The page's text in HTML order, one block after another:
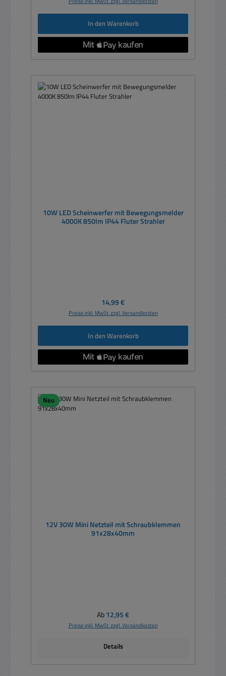
In den Warenkorb
10W LED Scheinwerfer mit Bewegungsmelder
4000K 850lm IP44 Fluter Strahler
Regulärer Preis:
14,99 €
Preise inkl. MwSt. zzgl. Versandkosten
In den Warenkorb
Neu
12V 30W Mini Netzteil mit Schraubklemmen
91x28x40mm
Regulärer Preis:
Ab12,95 €
Preise inkl. MwSt. zzgl. Versandkosten
Details